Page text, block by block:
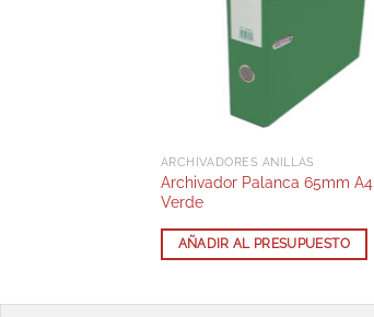
ARCHIVADORES ANILLAS
Archivador Palanca 65mm A4
Verde
AÑADIR AL PRESUPUESTO